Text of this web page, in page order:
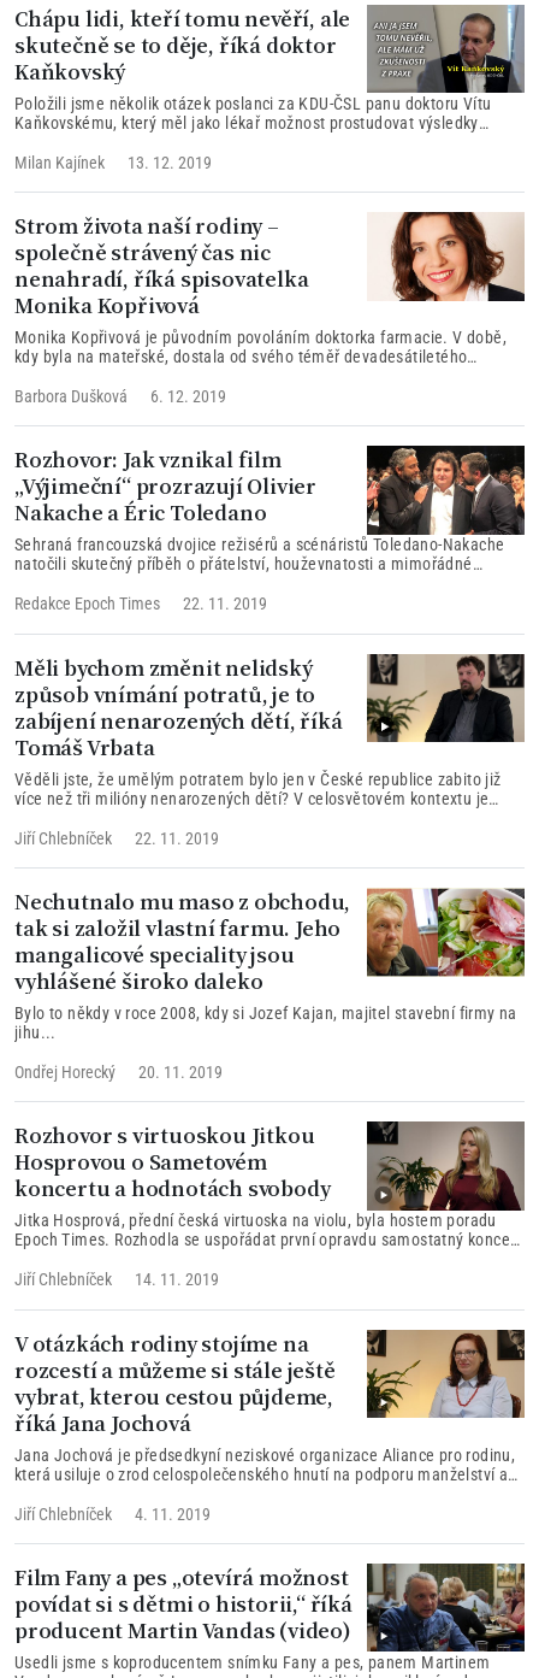
Chápu lidi, kteří tomu nevěří, ale
skutečně se to děje, říká doktor
Kaňkovský
Položili jsme několik otázek poslanci za KDU-ČSL panu doktoru Vítu
Kaňkovskému, který měl jako lékař možnost prostudovat výsledky
Čínské lidové republice jako nedobrovolných dárců orgánů.
Milan Kajínek 13. 12. 2019
Strom života naší rodiny –
společně strávený čas nic
nenahradí, říká spisovatelka
Monika Kopřivová
Monika Kopřivová je původním povoláním doktorka farmacie. V době,
kdy byla na mateřské, dostala od svého téměř devadesátiletého
Barbora Dušková
6. 12. 2019
Rozhovor: Jak vznikal film
„Výjimeční“ prozrazují Olivier
Nakache a Éric Toledano
Sehraná francouzská dvojice režisérů a scénáristů Toledano-Nakache
natočili skutečný příběh o přátelství, houževnatosti a mimořádné
kteří vedou spolek pro autistické děti a dospívající, jejichž případy jsou
Redakce Epoch Times 22. 11. 2019
Měli bychom změnit nelidský
způsob vnímání potratů, je to
zabíjení nenarozených dětí, říká
Tomáš Vrbata
Věděli jste, že umělým potratem bylo jen v České republice zabito již
více než tři milióny nenarozených dětí? V celosvětovém kontextu je
války. Některé studie uvádějí, že Evropské obyvatelstvo vymírá. Ve
Jiří Chlebníček 22. 11. 2019
Nechutnalo mu maso z obchodu,
tak si založil vlastní farmu. Jeho
mangalicové speciality jsou
vyhlášené široko daleko
Bylo to někdy v roce 2008, kdy si Jozef Kajan, majitel stavební firmy na
jihu...
Ondřej Horecký 20. 11. 2019
Rozhovor s virtuoskou Jitkou
Hosprovou o Sametovém
koncertu a hodnotách svobody
Jitka Hosprová, přední česká virtuoska na violu, byla hostem poradu
Epoch Times. Rozhodla se uspořádat první opravdu samostatný koncert
Hosprovou do našeho studia, abychom se jí zeptali především na to, co
motivaci.
Jiří Chlebníček 14. 11. 2019
V otázkách rodiny stojíme na
rozcestí a můžeme si stále ještě
vybrat, kterou cestou půjdeme,
říká Jana Jochová
Jana Jochová je předsedkyní neziskové organizace Aliance pro rodinu,
která usiluje o zrod celospolečenského hnutí na podporu manželství a
kontroverzní či dokonce "výbušné" otázky dnešní doby týkající se rodiny,
Jiří Chlebníček 4. 11. 2019
Film Fany a pes „otevírá možnost
povídat si s dětmi o historii,“ říká
producent Martin Vandas (video)
Usedli jsme s koproducentem snímku Fany a pes, panem Martinem